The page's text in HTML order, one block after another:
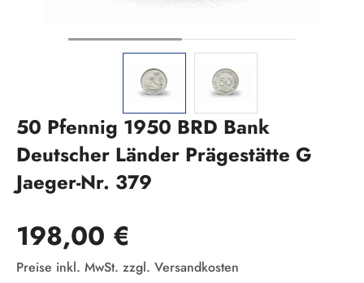
50 Pfennig 1950 BRD Bank
Deutscher Länder Prägestätte G
Jaeger-Nr. 379
Regulärer Preis:
198,00 €
Preise inkl. MwSt. zzgl. Versandkosten